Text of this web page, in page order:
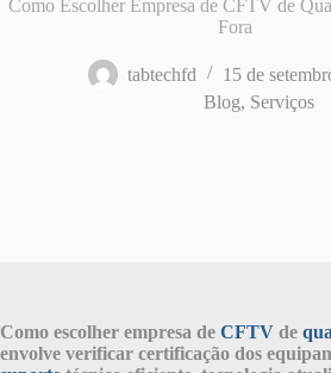
Como Escolher Empresa de CFTV de
Fora
tabtechfd
15 de
Blog, Serviços
Como escolher empresa de CFTV de
envolve verificar certificação dos